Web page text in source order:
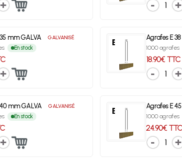
1
mm GALVA GALVANISÉ
En stock
Agrafes E
1000 agrafes
18.90€ TTC
1
mm GALVA GALVANISÉ
En stock
Agrafes E
1000 agrafes
24.90€ TTC
1